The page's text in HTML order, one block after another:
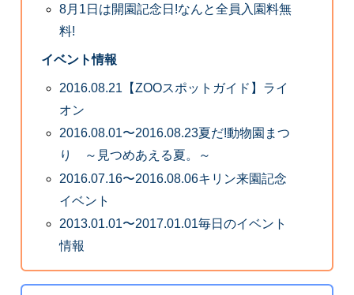
8月1日は開園記念日!なんと全員入園料無
料!
イベント情報
2016.08.21【ZOOスポットガイド】ライ
オン
2016.08.01〜2016.08.23夏だ!動物園まつ
り ～見つめあえる夏。～
2016.07.16〜2016.08.06キリン来園記念
イベント
2013.01.01〜2017.01.01毎日のイベント
情報